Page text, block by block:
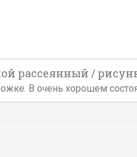
рассеянный /
В очень хорошем